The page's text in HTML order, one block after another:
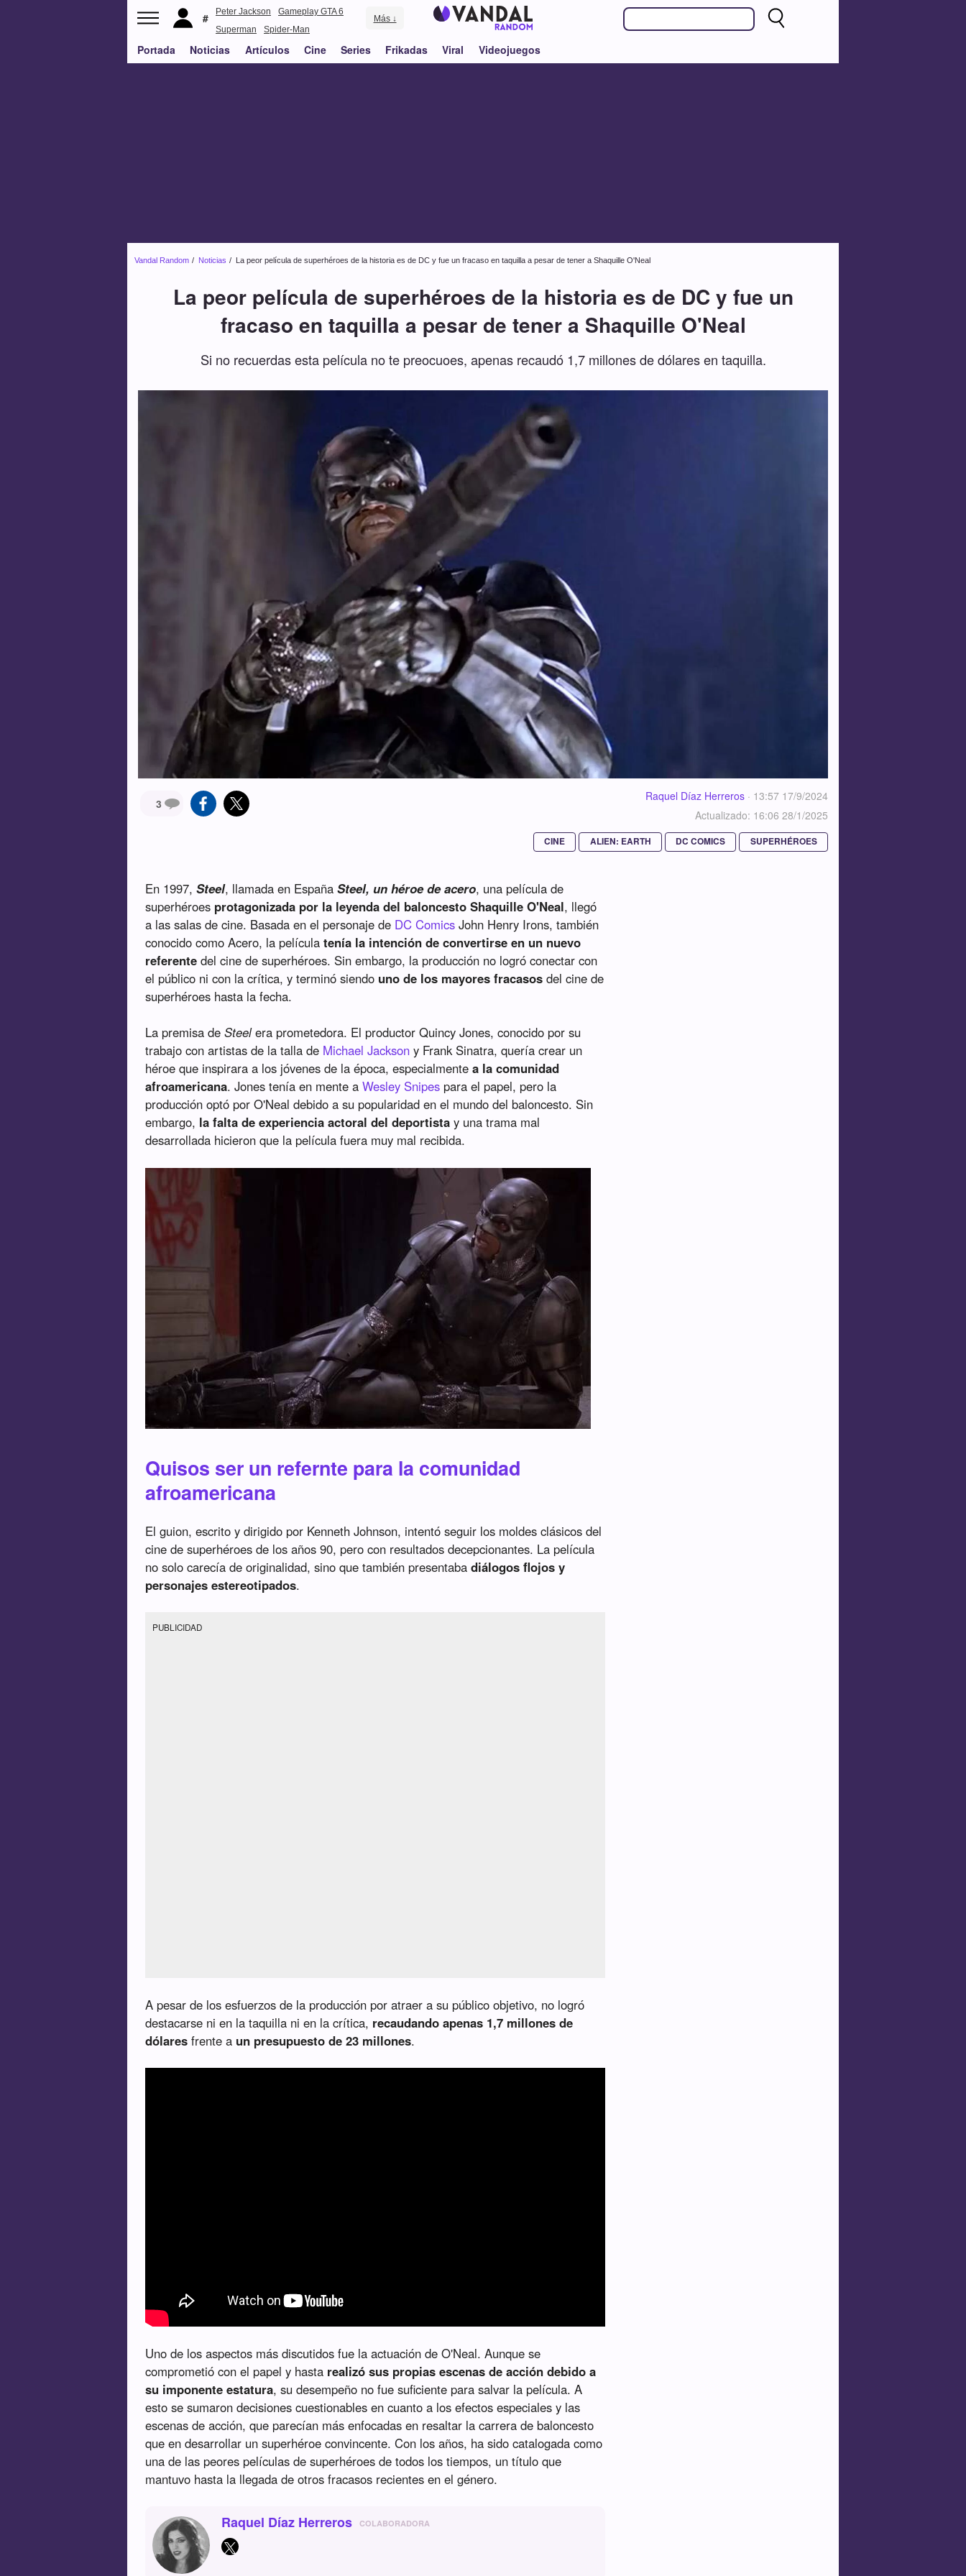
Peter Jackson
Gameplay GTA 6
Superman
Spider-Man
Más ↓
Portada Noticias Artículos Cine Series Frikadas Viral Videojuegos
Vandal Random Noticias La peor película de superhéroes de la historia es de DC y fue un fracaso en taquilla a pesar de tener a Shaquille O'Neal
La peor película de superhéroes de la historia es de DC y fue un
fracaso en taquilla a pesar de tener a Shaquille O'Neal
Si no recuerdas esta película no te preocuoes, apenas recaudó 1,7 millones de dólares en taquilla.
3
Raquel Díaz Herreros · 13:57 17/9/2024
Actualizado: 16:06 28/1/2025
CINE ALIEN: EARTH DC COMICS SUPERHÉROES
En 1997,Steel, llamada en EspañaSteel, un héroe de acero, una película de
superhéroes protagonizada por la leyenda del baloncesto Shaquille O'Neal, llegó
a las salas de cine. Basada en el personaje de DC Comics John Henry Irons, también
conocido como Acero, la películatenía la intención de convertirse en un nuevo
referente del cine de superhéroes. Sin embargo, la producción no logró conectar con
el público ni con la crítica, y terminó siendo uno de los mayores fracasos del cine de
superhéroes hasta la fecha.
La premisa deSteelera prometedora. El productor Quincy Jones, conocido por su
trabajo con artistas de la talla de Michael Jackson y Frank Sinatra, quería crear un
héroe que inspirara a los jóvenes de la época, especialmentea la comunidad
afroamericana. Jones tenía en mente aWesley Snipes para el papel, pero la
producción optó por O'Neal debido a su popularidad en el mundo del baloncesto. Sin
embargo, la falta de experiencia actoral del deportista y una trama mal
desarrollada hicieron que la película fuera muy mal recibida.
Quisos ser un refernte para la comunidad
afroamericana
El guion, escrito y dirigido por Kenneth Johnson, intentó seguir los moldes clásicos del
cine de superhéroes de los años 90, pero con resultados decepcionantes. La película
no solo carecía de originalidad, sino que también presentabadiálogos flojos y
personajes estereotipados.
PUBLICIDAD
A pesar de los esfuerzos de la producción por atraer a su público objetivo, no logró
destacarse ni en la taquilla ni en la crítica, recaudando apenas 1,7 millones de
dólares frente a un presupuesto de 23 millones.
Uno de los aspectos más discutidos fue la actuación de O'Neal. Aunque se
comprometió con el papel y hasta realizó sus propias escenas de acción debido a
su imponente estatura, su desempeño no fue suficiente para salvar la película. A
esto se sumaron decisiones cuestionables en cuanto a los efectos especiales y las
escenas de acción, que parecían más enfocadas en resaltar la carrera de baloncesto
que en desarrollar un superhéroe convincente. Con los años, ha sido catalogada como
una de las peores películas de superhéroes de todos los tiempos, un título que
mantuvo hasta la llegada de otros fracasos recientes en el género.
Raquel Díaz Herreros COLABORADORA